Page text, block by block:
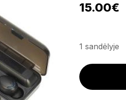
15.00€
1 sandėlyje
Belaidės